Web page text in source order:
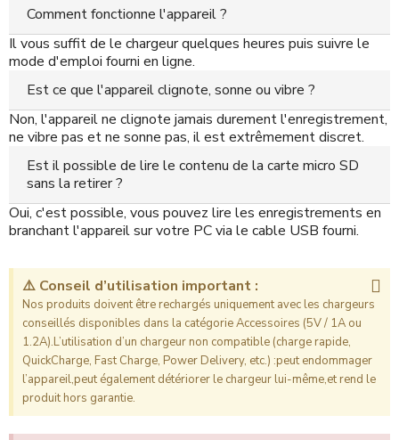
Comment fonctionne l'appareil ?
Il vous suffit de le chargeur quelques heures puis suivre le
mode d'emploi fourni en ligne.
Est ce que l'appareil clignote, sonne ou vibre ?
Non, l'appareil ne clignote jamais durement l'enregistrement,
ne vibre pas et ne sonne pas, il est extrêmement discret.
Est il possible de lire le contenu de la carte micro SD
sans la retirer ?
Oui, c'est possible, vous pouvez lire les enregistrements en
branchant l'appareil sur votre PC via le cable USB fourni.
⚠️ Conseil d’utilisation important :
Nos produits doivent être rechargés uniquement avec les chargeurs
conseillés disponibles dans la catégorie Accessoires (5V / 1A ou
1.2A).L’utilisation d’un chargeur non compatible (charge rapide,
QuickCharge, Fast Charge, Power Delivery, etc.) :peut endommager
l’appareil,peut également détériorer le chargeur lui-même,et rend le
produit hors garantie.